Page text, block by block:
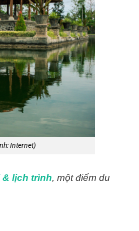
Internet)
& lịch trình, một điểm du